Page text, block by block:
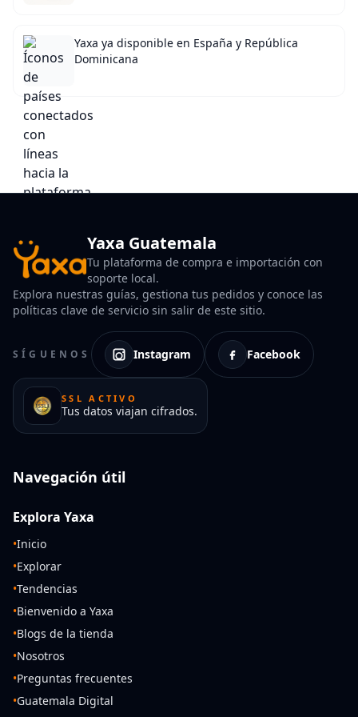
Yaxa ya disponible en España y República
Dominicana
Yaxa Guatemala
Tu plataforma de compra e importación con
soporte local.
Explora nuestras guías, gestiona tus pedidos y conoce las
políticas clave de servicio sin salir de este sitio.
SÍGUENOS Instagram Facebook
SSL ACTIVO
Tus datos viajan cifrados.
Navegación útil
Explora Yaxa
•Inicio
•Explorar
•Tendencias
•Bienvenido a Yaxa
•Blogs de la tienda
•Nosotros
•Preguntas frecuentes
•Guatemala Digital